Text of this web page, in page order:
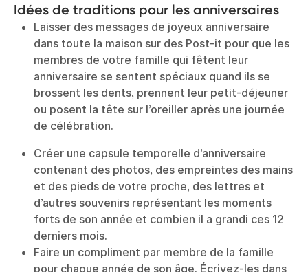
Idées de traditions pour les anniversaires
Laisser des messages de joyeux anniversaire
dans toute la maison sur des Post-it pour que les
membres de votre famille qui fêtent leur
anniversaire se sentent spéciaux quand ils se
brossent les dents, prennent leur petit-déjeuner
ou posent la tête sur l’oreiller après une journée
de célébration.
Créer une capsule temporelle d’anniversaire
contenant des photos, des empreintes des mains
et des pieds de votre proche, des lettres et
d’autres souvenirs représentant les moments
forts de son année et combien il a grandi ces 12
derniers mois.
Faire un compliment par membre de la famille
pour chaque année de son âge. Écrivez-les dans